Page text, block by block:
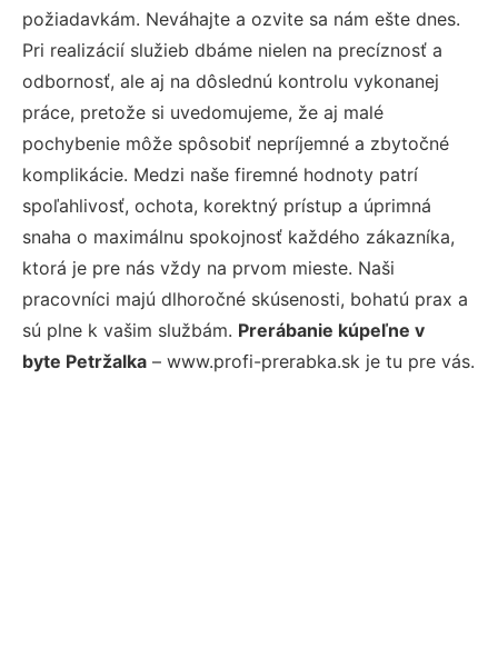
požiadavkám. Neváhajte a ozvite sa nám ešte dnes.
Pri realizácií služieb dbáme nielen na precíznosť a
odbornosť, ale aj na dôslednú kontrolu vykonanej
práce, pretože si uvedomujeme, že aj malé
pochybenie môže spôsobiť nepríjemné a zbytočné
komplikácie. Medzi naše firemné hodnoty patrí
spoľahlivosť, ochota, korektný prístup a úprimná
snaha o maximálnu spokojnosť každého zákazníka,
ktorá je pre nás vždy na prvom mieste. Naši
pracovníci majú dlhoročné skúsenosti, bohatú prax a
sú plne k vašim službám. Prerábanie kúpeľne v
byte Petržalka – www.profi-prerabka.sk je tu pre vás.